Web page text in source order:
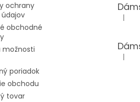
ochrany
obchodné
možnosti
poriadok
obchodu
tovar
|
|